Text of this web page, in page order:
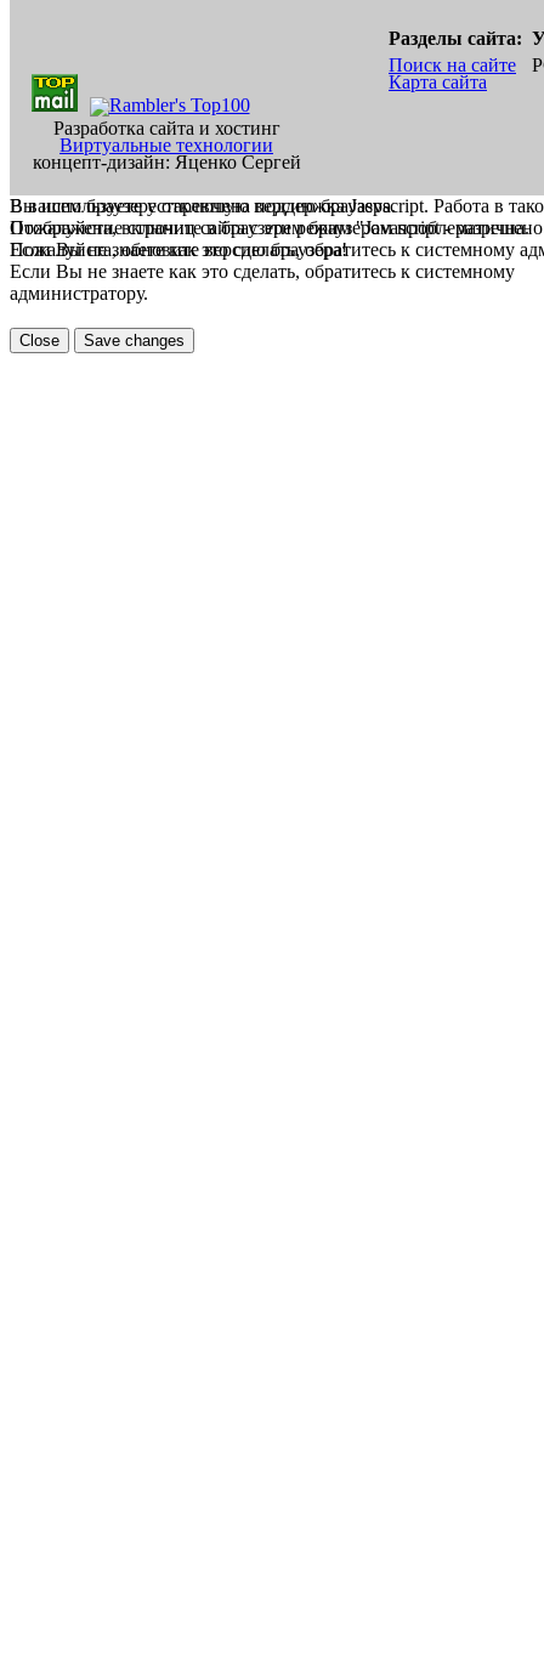
Разработка сайта и хостинг
Виртуальные технологии
концепт-дизайн: Яценко Сергей
Разделы сайта:
Поиск на сайте
Карта сайта
В вашем браузере отключена поддержка Jasvscript. Работа в
Пожалуйста, включите в браузере режим "Javascript -
Если Вы не знаете как это сделать, обратитесь к системному
Вы используете устаревшую версию браузера.
Отображение страниц сайта с этим браузером проблематична.
Пожалуйста, обновите версию браузера!
Если Вы не знаете как это сделать, обратитесь к системному
администратору.
Close Save changes